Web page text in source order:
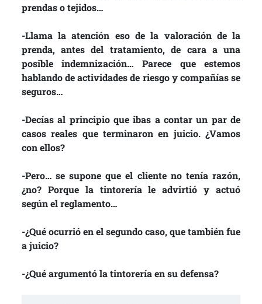
prendas o tejidos…
-Llama la atención eso de la valoración de la
prenda, antes del tratamiento, de cara a una
posible indemnización… Parece que estemos
hablando de actividades de riesgo y compañías se
seguros…
-Decías al principio que ibas a contar un par de
casos reales que terminaron en juicio. ¿Vamos
con ellos?
-Pero… se supone que el cliente no tenía razón,
¿no? Porque la tintorería le advirtió y actuó
según el reglamento…
-¿Qué ocurrió en el segundo caso, que también fue
a juicio?
-¿Qué argumentó la tintorería en su defensa?